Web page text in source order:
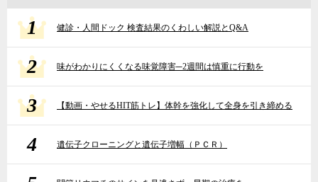
1 健診・人間ドック 検査結果のくわしい解説とQ&A
2 味がわかりにくくなる味覚障害─2週間は慎重に行動を
3 【動画・やせるHIT筋トレ】体幹を強化して全身を引き締める
4 遺伝子クローニングと遺伝子増幅（ＰＣＲ）